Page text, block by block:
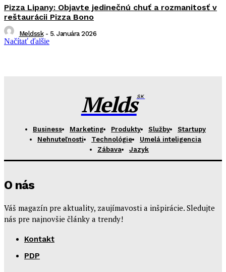
Pizza Lipany: Objavte jedinečnú chuť a rozmanitosť v
reštaurácii Pizza Bono
Meldssk - 5. Januára 2026
Načítať ďalšie
MeldsSK
Business Marketing Produkty Služby
Startupy
Nehnuteľnosti
Technológie
Umelá inteligencia
Zábava
Jazyk
O nás
Váš magazín pre aktuality, zaujímavosti a inšpirácie. Sledujte
nás pre najnovšie články a trendy!
Kontakt
PDP